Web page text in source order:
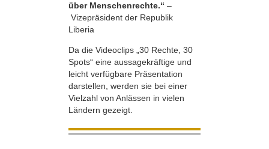
über Menschenrechte.“ –
Vizepräsident der Republik
Liberia
Da die Videoclips „30 Rechte, 30
Spots“ eine aussagekräftige und
leicht verfügbare Präsentation
darstellen, werden sie bei einer
Vielzahl von Anlässen in vielen
Ländern gezeigt.